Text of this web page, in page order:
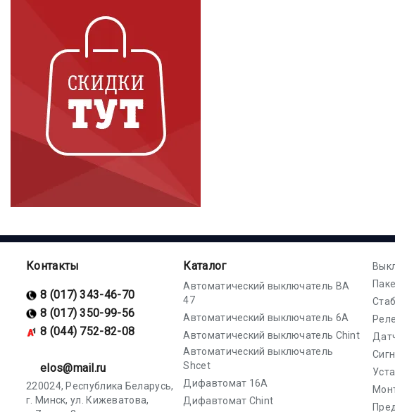
Контакты
8 (017) 343-46-70
8 (017) 350-99-56
8 (044) 752-82-08
elos@mail.ru
220024, Республика Беларусь,
г. Минск, ул. Кижеватова,
Каталог
Автоматический выключатель ВА
47
Автоматический выключатель 6А
Автоматический выключатель Chint
Автоматический выключатель
Shcet
Дифавтомат 16А
Дифавтомат Chint
Реле